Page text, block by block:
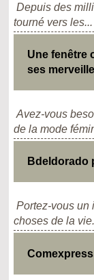
Depuis des
tourné vers les...
Une fenêtre
ses
Avez-vous
de la mode
Bdeldorado
Portez-vous un
choses de la